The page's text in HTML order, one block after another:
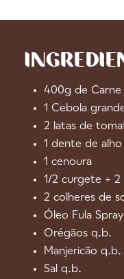
400g de Carne
1 Cebola
2 latas de
1 dente de alho
1 cenoura
1/2 curgete + 2
2 colheres de
Óleo Fula
Orégãos q.b.
Manjericão q.b.
Sal q.b.